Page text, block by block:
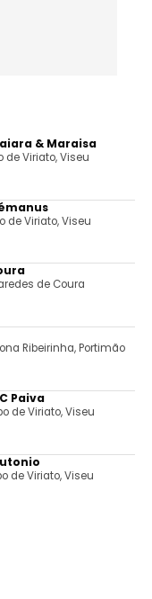
& Maraisa
de Viriato, Viseu
de Viriato, Viseu
de Coura
Ribeirinha, Portimão
Paiva
de Viriato, Viseu
de Viriato, Viseu